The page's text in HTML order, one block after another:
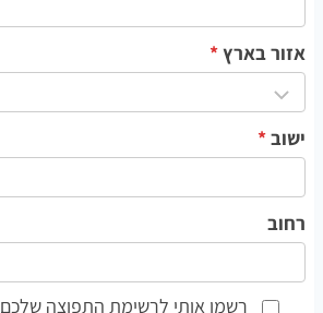
אזור בארץ*
ישוב*
רחוב
רשמו אותי לרשימת התפוצה שלכם